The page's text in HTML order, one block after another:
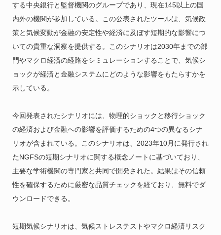
する中央銀行と監督機関のグループであり、現在145以上の国
内外の機関が参加している。この公表されたツールは、気候政
策と気候変動が金融の安定性や経済に及ぼす短期的な影響につ
いての貴重な洞察を提供する。このシナリオは2030年までの部
門やマクロ経済の経路をシミュレーションすることで、気候シ
ョックが経済と金融システムにどのような影響をもたらすかを
示している。
今回発表されたシナリオには、物理的ショックと移行ショック
の経済および金融への影響を評価するための4つの異なるシナ
リオが含まれている。このシナリオは、2023年10月に発行され
たNGFSの短期シナリオに関する概念ノートに基づいており、
主要な学術機関の専門家と共同で開発された。結果はその信頼
性を確保するために厳密な品質チェックを経ており、無料でダ
ウンロードできる。
短期気候シナリオは、気候ストレステストやマクロ経済リスク